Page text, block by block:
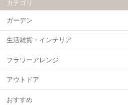
カテゴリ
ガーデン
生活雑貨・インテリア
フラワーアレンジ
アウトドア
おすすめ